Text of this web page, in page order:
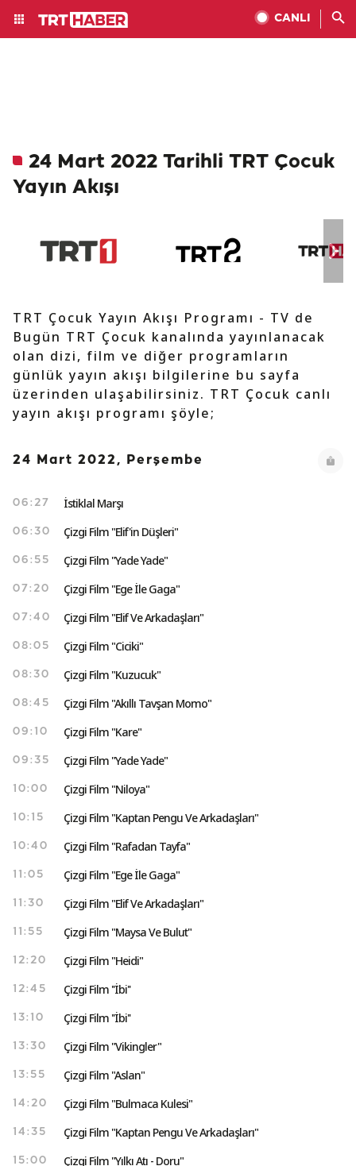
CANLI
24 Mart 2022 Tarihli TRT Çocuk
Yayın Akışı
TRT Çocuk Yayın Akışı Programı - TV de
Bugün TRT Çocuk kanalında yayınlanacak
olan dizi, film ve diğer programların
günlük yayın akışı bilgilerine bu sayfa
üzerinden ulaşabilirsiniz. TRT Çocuk canlı
yayın akışı programı şöyle;
24 Mart 2022, Perşembe
06:27 İstiklal Marşı
06:30 Çizgi Film "Elif'in Düşleri"
06:55 Çizgi Film "Yade Yade"
07:20 Çizgi Film "Ege İle Gaga"
07:40 Çizgi Film "Elif Ve Arkadaşları"
08:05 Çizgi Film "Ciciki"
08:30 Çizgi Film "Kuzucuk"
08:45 Çizgi Film "Akıllı Tavşan Momo"
09:10 Çizgi Film "Kare"
09:35 Çizgi Film "Yade Yade"
10:00 Çizgi Film "Niloya"
10:15 Çizgi Film "Kaptan Pengu Ve Arkadaşları"
10:40 Çizgi Film "Rafadan Tayfa"
11:05 Çizgi Film "Ege İle Gaga"
11:30 Çizgi Film "Elif Ve Arkadaşları"
11:55 Çizgi Film "Maysa Ve Bulut"
12:20 Çizgi Film "Heidi"
12:45 Çizgi Film ''İbi''
13:10 Çizgi Film ''İbi''
13:30 Çizgi Film "Vikingler"
13:55 Çizgi Film "Aslan"
14:20 Çizgi Film "Bulmaca Kulesi"
14:35 Çizgi Film "Kaptan Pengu Ve Arkadaşları"
15:00 Çizgi Film "Yılkı Atı - Doru"